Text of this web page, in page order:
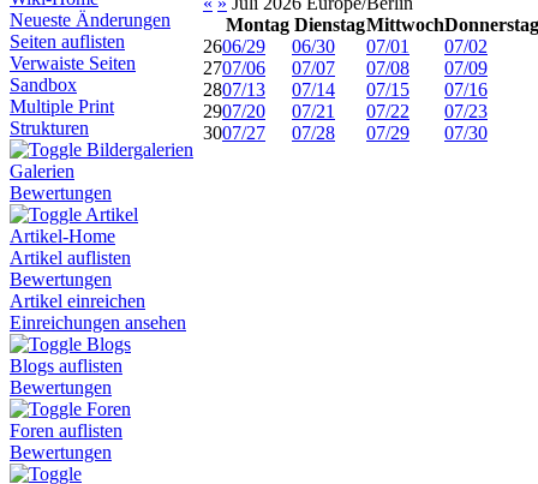
Neueste Änderungen
Seiten auflisten
Verwaiste Seiten
Sandbox
Multiple Print
Strukturen
Bildergalerien
Galerien
Bewertungen
Artikel
Artikel-Home
Artikel auflisten
Bewertungen
Artikel einreichen
Einreichungen ansehen
Blogs
Blogs auflisten
Bewertungen
Foren
Foren auflisten
Bewertungen
Montag DienstagMittwochDonnerstag
2606/29 06/30 07/01
07/02
2707/06 07/07 07/08
07/09
2807/13 07/14 07/15
07/16
2907/20 07/21 07/22
07/23
3007/27 07/28 07/29 07/30